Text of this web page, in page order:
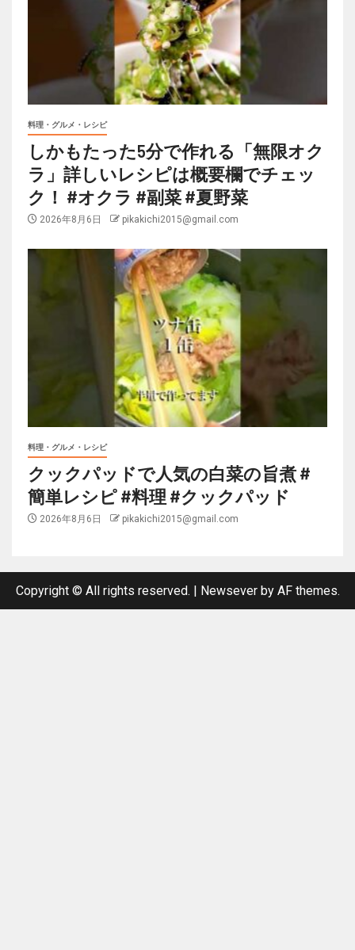
料理・グルメ・レシピ
しかもたった5分で作れる「無限オク
ラ」詳しいレシピは概要欄でチェッ
ク！ #オクラ #副菜 #夏野菜
2026年8月6日 pikakichi2015@gmail.com
料理・グルメ・レシピ
クックパッドで人気の白菜の旨煮 #
簡単レシピ #料理 #クックパッド
2026年8月6日 pikakichi2015@gmail.com
Copyright © All rights reserved. | Newseverby AF themes.